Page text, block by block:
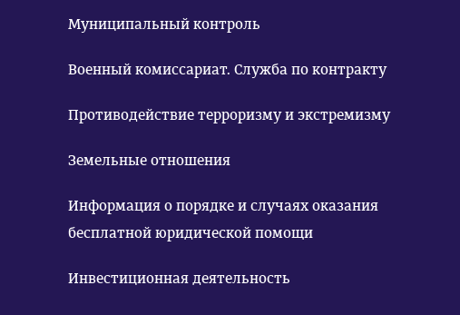
Муниципальный контроль
Военный комиссариат. Служба по контракту
Противодействие терроризму и экстремизму
Земельные отношения
Информация о порядке и случаях оказания
бесплатной юридической помощи
Инвестиционная деятельность